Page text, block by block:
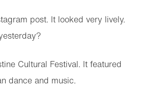
post. It looked very lively.
Cultural Festival. It featured
dance and music.